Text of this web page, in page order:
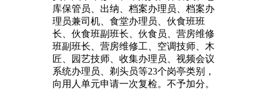
库保管员、出纳、档案办理员、档案办
理员兼司机、食堂办理员、伙食班班
长、伙食班副班长、伙食员、营房维修
班副班长、营房维修工、空调技师、木
匠、园艺技师、收集办理员、视频会议
系统办理员、剃头员等23个岗亭类别，
向用人单元申请一次复检。不予加分。